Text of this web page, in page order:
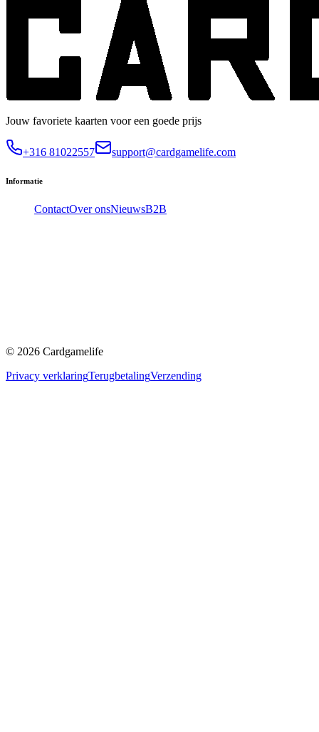
Jouw favoriete kaarten voor een goede prijs
+316 81022557 support@cardgamelife.com
Informatie
ContactOver onsNieuwsB2B
© 2026 Cardgamelife
Privacy verklaringTerugbetalingVerzending